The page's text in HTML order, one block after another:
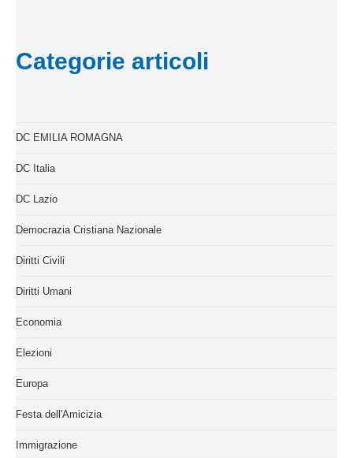
Categorie articoli
DC EMILIA ROMAGNA
DC Italia
DC Lazio
Democrazia Cristiana Nazionale
Diritti Civili
Diritti Umani
Economia
Elezioni
Europa
Festa dell'Amicizia
Immigrazione